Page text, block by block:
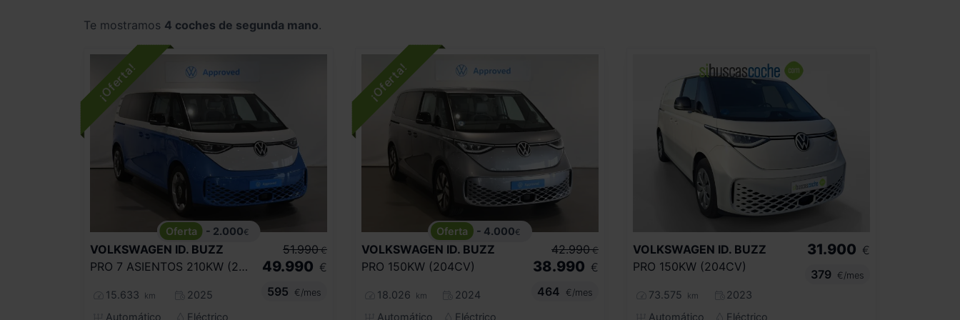
Te mostramos 4 coches de segunda mano.
- 2.000€
VOLKSWAGEN ID. BUZZ
PRO 7 ASIENTOS 210KW (286CV)
15.633 km
2025
Automático
Eléctrico
51.990 €
49.990 €
595
€/mes
- 4.000€
VOLKSWAGEN ID. BUZZ
PRO 150KW (204CV)
18.026 km
2024
Automático
Eléctrico
42.990 €
38.990 €
464
€/mes
VOLKSWAGEN ID. BUZZ
PRO 150KW (204CV)
73.575 km
2023
Automático
Eléctrico
31.900 €
379
€/mes